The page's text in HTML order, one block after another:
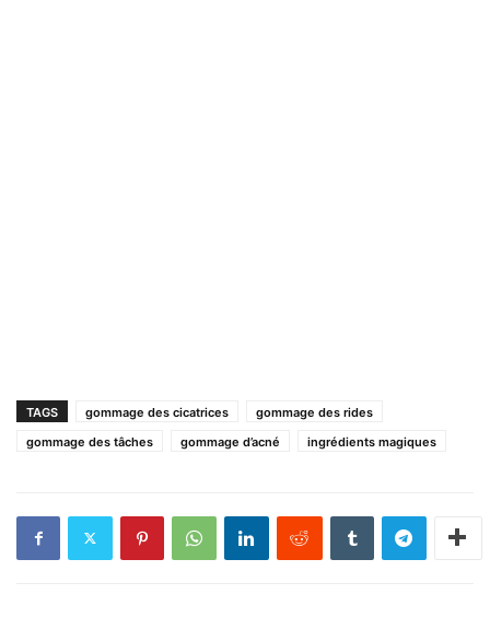
TAGS gommage des cicatrices
gommage des rides
gommage des tâches
gommage d’acné ingrédients magiques